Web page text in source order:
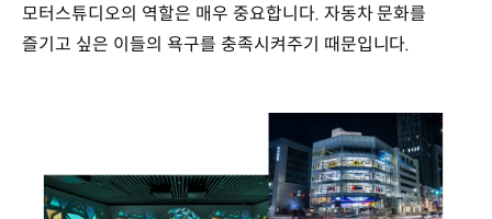
모터스튜디오의 역할은 매우 중요합니다. 자동차 문화를
즐기고 싶은 이들의 욕구를 충족시켜주기 때문입니다.